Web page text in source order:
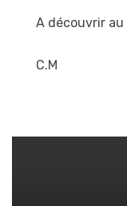
A découvrir au
C.M